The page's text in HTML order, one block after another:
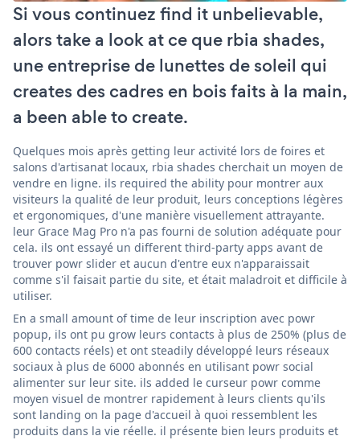
Si vous continuez find it unbelievable,
alors take a look at ce que rbia shades,
une entreprise de lunettes de soleil qui
creates des cadres en bois faits à la main,
a been able to create.
Quelques mois après getting leur activité lors de foires et
salons d'artisanat locaux, rbia shades cherchait un moyen de
vendre en ligne. ils required the ability pour montrer aux
visiteurs la qualité de leur produit, leurs conceptions légères
et ergonomiques, d'une manière visuellement attrayante.
leur Grace Mag Pro n'a pas fourni de solution adéquate pour
cela. ils ont essayé un different third-party apps avant de
trouver powr slider et aucun d'entre eux n'apparaissait
comme s'il faisait partie du site, et était maladroit et difficile à
utiliser.
En a small amount of time de leur inscription avec powr
popup, ils ont pu grow leurs contacts à plus de 250% (plus de
600 contacts réels) et ont steadily développé leurs réseaux
sociaux à plus de 6000 abonnés en utilisant powr social
alimenter sur leur site. ils added le curseur powr comme
moyen visuel de montrer rapidement à leurs clients qu'ils
sont landing on la page d'accueil à quoi ressemblent les
produits dans la vie réelle. il présente bien leurs produits et